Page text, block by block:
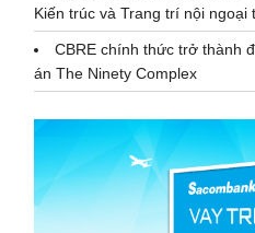
Kiến trúc và Trang trí nội ngoại
CBRE chính thức trở thành
án The Ninety Complex